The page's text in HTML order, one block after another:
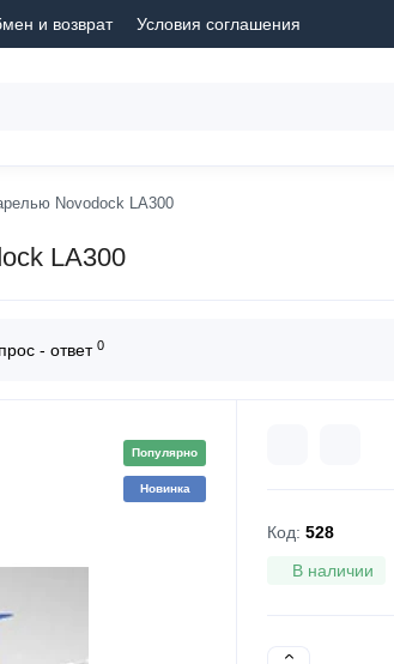
и возврат Условия соглашения
Novodock LA300
LA300
- ответ 0
Популярно
Новинка
Код: 528
В наличии